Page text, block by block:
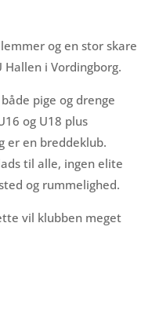
og en stor skare
i Vordingborg.
pige og drenge
og U18 plus
er en breddeklub.
til alle, ingen elite
og rummelighed.
vil klubben meget